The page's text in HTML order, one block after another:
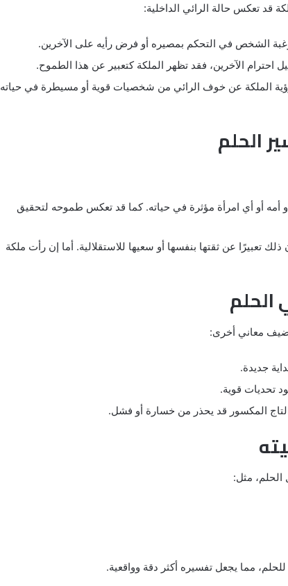
قد تعكس حالة الرائي الداخلية:
الشخص في التحكم بمصيره أو فرض رأيه على الآخرين.
احترام الآخرين، فقد تظهر الملكة كتعبير عن هذا الطموح.
الملكة عن خوف الرائي من شخصيات قوية أو مسيطرة في حياته
الحلم
أمه أو أي امرأة مؤثرة في حياته. كما قد تعكس طموحه لتحقيق
تعبيرًا عن ثقتها بنفسها أو سعيها للاستقلالية. أما إن رأت ملكة
الحلم
معاني أخرى:
جديدة.
تحديات قوية.
التاج المكسور قد يحذر من خسارة أو فشل.
مثل:
مما يجعل تفسيره أكثر دقة وواقعية.